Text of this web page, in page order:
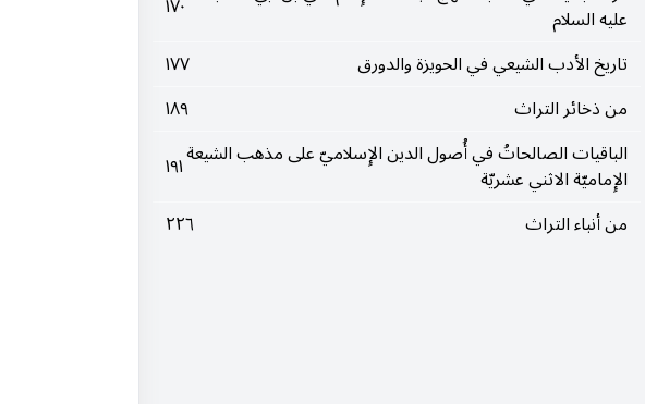
عليه السلام
تاريخ الأدب الشيعي في الحويزة والدورق
١٧٧
من ذخائر التراث
١٨٩
الباقيات الصالحاتُ في أُصول الدين الإِسلاميّ على مذهب الشيعة
الإِماميّة الاثني عشريّة
١٩١
من أنباء التراث
٢٢٦